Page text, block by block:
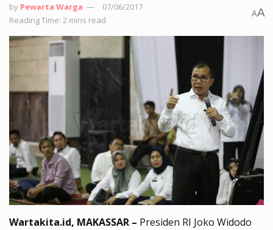
by Pewarta Warga
07/06/2017
Reading Time: 2 mins read
AA
Wartakita.id, MAKASSAR – Presiden RI Joko Widodo